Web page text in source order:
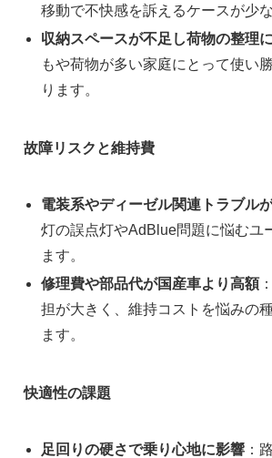
移動で不快感を訴えるケースが少
収納スペースが不足し荷物の整理
もや荷物が多い家庭にとって使い
ります。
故障リスクと維持費
電装系やディーゼル関連トラブル
灯の誤点灯やAdBlue問題に悩むユ
ます。
修理費や部品代が国産車より高額
担が大きく、維持コストを悩みの
ます。
快適性の課題
足回りの硬さで乗り心地に影響 ：